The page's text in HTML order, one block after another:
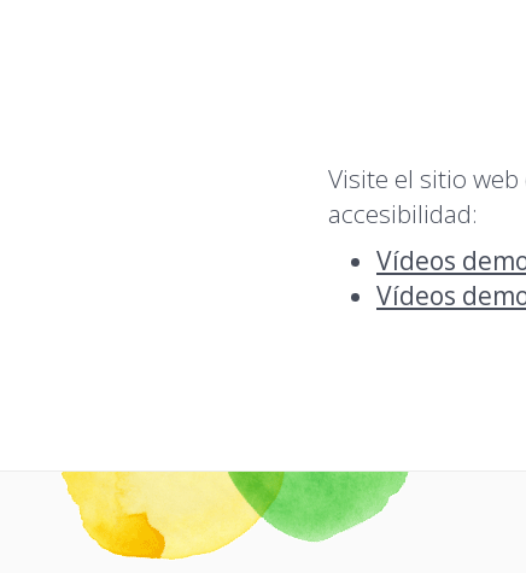
Visite el sitio
accesibilidad:
Vídeos
Vídeos